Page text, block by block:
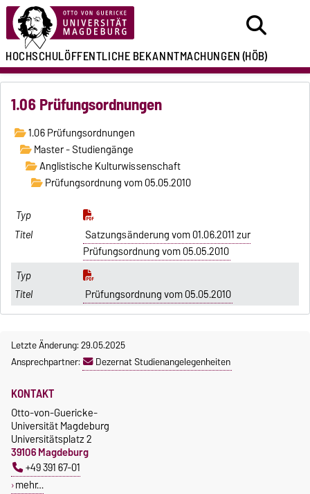
HOCHSCHULÖFFENTLICHEBEKANNTMACHUNGEN(HÖB)
1.06 Prüfungsordnungen
1.06 Prüfungsordnungen
Master - Studiengänge
Anglistische Kulturwissenschaft
Prüfungsordnung vom 05.05.2010
Satzungsänderung vom 01.06.2011 zur
Prüfungsordnung vom 05.05.2010
Prüfungsordnung vom 05.05.2010
Letzte Änderung: 29.05.2025
Ansprechpartner:
Dezernat Studienangelegenheiten
KONTAKT
Otto-von-Guericke-
Universität Magdeburg
Universitätsplatz 2
39106 Magdeburg
+49 391 67-01
mehr…